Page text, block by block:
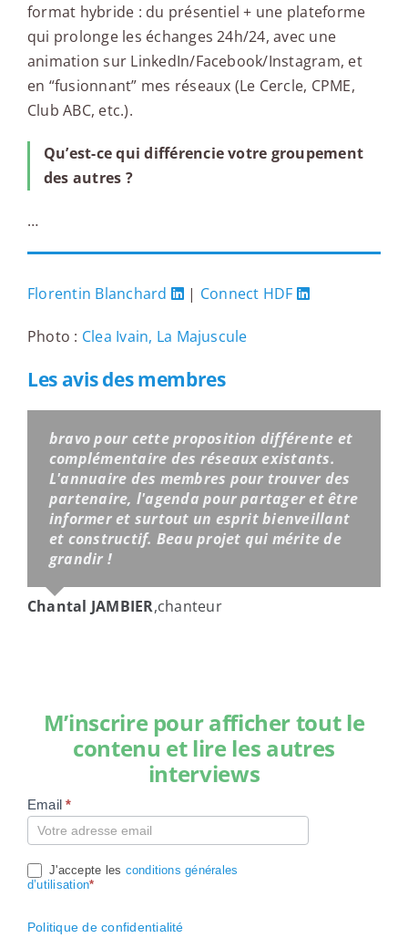
format hybride : du présentiel + une plateforme
qui prolonge les échanges 24h/24, avec une
animation sur LinkedIn/Facebook/Instagram, et
en “fusionnant” mes réseaux (Le Cercle, CPME,
Club ABC, etc.).
Qu’est-ce qui différencie votre groupement
des autres ?
…
Florentin Blanchard | Connect HDF
Photo : Clea Ivain, La Majuscule
Les avis des membres
bravo pour cette proposition différente et
complémentaire des réseaux existants.
L'annuaire des membres pour trouver des
partenaire, l'agenda pour partager et être
informer et surtout un esprit bienveillant
et constructif. Beau projet qui mérite de
grandir !
Chantal JAMBIER,chanteur
M’inscrire pour afficher tout le
contenu et lire les autres
interviews
Compte
Email*
J'accepte les conditions générales
d’utilisation*
Politique de confidentialité